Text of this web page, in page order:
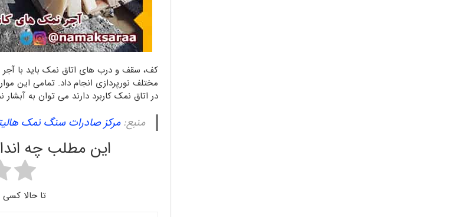
کف، سقف و درب های اتاق نمک باید با
مختلف نورپردازی انجام داد. تمامی این
در اتاق نمک کاربرد دارند می توان به
منبع:مرکز صادرات سنگ نمک
این مطلب چه
تا حالا کسی